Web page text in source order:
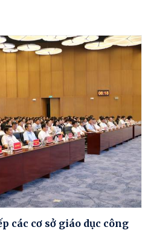
các cơ sở giáo dục công